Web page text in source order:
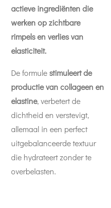
actieve ingrediënten die
werken op zichtbare
rimpels en verlies van
elasticiteit.
De formulestimuleert de
productie van collageen en
elastine, verbetert de
dichtheid en verstevigt,
allemaal in een perfect
uitgebalanceerde textuur
die hydrateert zonder te
overbelasten.